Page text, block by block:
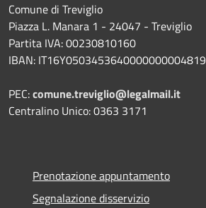
Comune di Treviglio
Piazza L. Manara 1 - 24047 - Treviglio
Partita IVA: 00230810160
IBAN: IT16Y0503453640000000004819
PEC:comune.treviglio@legalmail.it
Centralino Unico: 0363 3171
Prenotazione appuntamento
Segnalazione disservizio